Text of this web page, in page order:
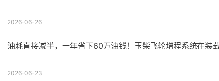
2026-06-26
油耗直接减半，一年省下60万油钱！玉柴飞轮增程系统在装
2026-06-23